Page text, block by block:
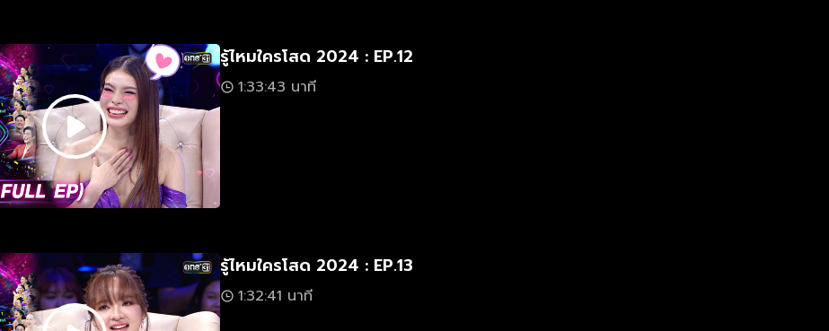
รู้ไหมใครโสด 2024 : EP.12
1:33:43 นาที
รู้ไหมใครโสด 2024 : EP.13
1:32:41 นาที